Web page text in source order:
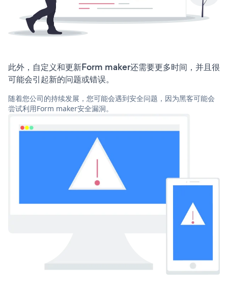
此外，自定义和更新Form maker还需要更多时间，并且很
可能会引起新的问题或错误。
随着您公司的持续发展，您可能会遇到安全问题，因为黑客可能会
尝试利用Form maker安全漏洞。